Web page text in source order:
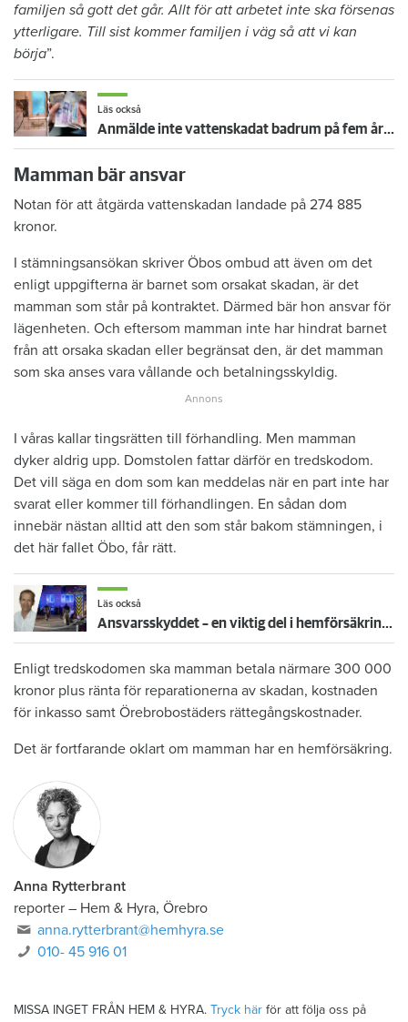
familjen så gott det går. Allt för att arbetet inte ska försenas
ytterligare. Till sist kommer familjen i väg så att vi kan
börja”.
Läs också
Anmälde inte vattenskadat badrum på fem år – krävs på 125 000 kronor
Mamman bär ansvar
Notan för att åtgärda vattenskadan landade på 274 885
kronor.
I stämningsansökan skriver Öbos ombud att även om det
enligt uppgifterna är barnet som orsakat skadan, är det
mamman som står på kontraktet. Därmed bär hon ansvar för
lägenheten. Och eftersom mamman inte har hindrat barnet
från att orsaka skadan eller begränsat den, är det mamman
som ska anses vara vållande och betalningsskyldig.
I våras kallar tingsrätten till förhandling. Men mamman
dyker aldrig upp. Domstolen fattar därför en tredskodom.
Det vill säga en dom som kan meddelas när en part inte har
svarat eller kommer till förhandlingen. En sådan dom
innebär nästan alltid att den som står bakom stämningen, i
det här fallet Öbo, får rätt.
Läs också
Ansvarsskyddet – en viktig del i hemförsäkringen
Enligt tredskodomen ska mamman betala närmare 300 000
kronor plus ränta för reparationerna av skadan, kostnaden
för inkasso samt Örebrobostäders rättegångskostnader.
Det är fortfarande oklart om mamman har en hemförsäkring.
Anna Rytterbrant
reporter – Hem & Hyra, Örebro
anna.rytterbrant@hemhyra.se
010- 45 916 01
MISSA INGET FRÅN HEM & HYRA. Tryck här för att följa oss på